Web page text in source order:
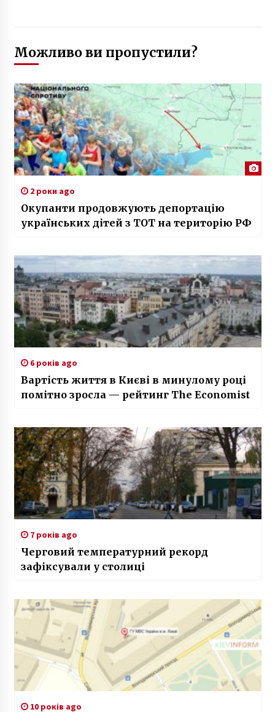
Можливо ви пропустили?
2 роки ago
Окупанти продовжують депортацію
українських дітей з ТОТ на територію РФ
6 років ago
Вартість життя в Києві в минулому році
помітно зросла — рейтинг The Economist
7 років ago
Черговий температурний рекорд
зафіксували у столиці
10 років ago